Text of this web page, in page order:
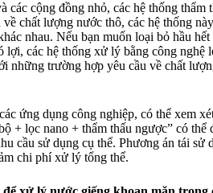
cộng đồng nhỏ, các hệ thống
chất lượng nước thô, các hệ thống
nhau. Nếu bạn muốn loại bỏ hầu
lợi, các hệ thống xử lý bằng công
những trường hợp yêu cầu về chất
ứng dụng công nghiệp, có thể xem
+ lọc nano + thẩm thấu ngược” có thể
cầu sử dụng cụ thể. Phương án tái sử
chi phí xử lý tổng thể.